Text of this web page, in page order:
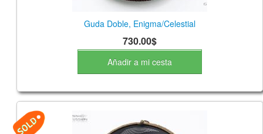
Guda Doble, Enigma/Celestial
730.00$
Añadir a mi cesta